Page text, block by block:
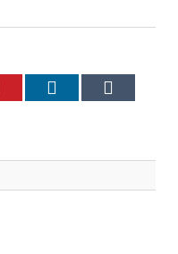
Pinterest LinkedIn